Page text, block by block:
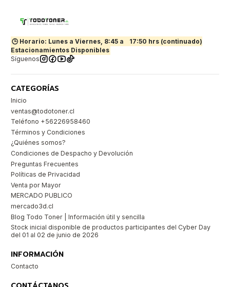
🕒 Horario: Lunes a Viernes, 8:45 a
17:50 hrs (continuado)
Estacionamientos Disponibles
Síguenos
CATEGORÍAS
Inicio
ventas@todotoner.cl
Teléfono +56226958460
Términos y Condiciones
¿Quiénes somos?
Condiciones de Despacho y Devolución
Preguntas Frecuentes
Políticas de Privacidad
Venta por Mayor
MERCADO PUBLICO
mercado3d.cl
Blog Todo Toner | Información útil y sencilla
Stock inicial disponible de productos participantes del Cyber Day
del 01 al 02 de junio de 2026
INFORMACIÓN
Contacto